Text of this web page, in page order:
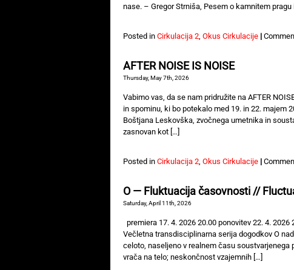
nase. – Gregor Strniša, Pesem o kamnitem
Posted in Cirkulacija 2, Okus Cirkulacije |
AFTER NOISE IS NOISE
Thursday, May 7th, 2026
Vabimo vas, da se nam pridružite na AFTER
in spominu, ki bo potekalo med 19. in 22. majem
Boštjana Leskovška, zvočnega umetnika in
zasnovan kot […]
Posted in Cirkulacija 2, Okus Cirkulacije |
O — Fluktuacija časovnosti //
Saturday, April 11th, 2026
premiera 17. 4. 2026 20.00 ponovitev 22. 4.
Večletna transdisciplinarna serija dogodkov O
celoto, naseljeno v realnem času
vrača na telo; neskončnost vzajemnih […]